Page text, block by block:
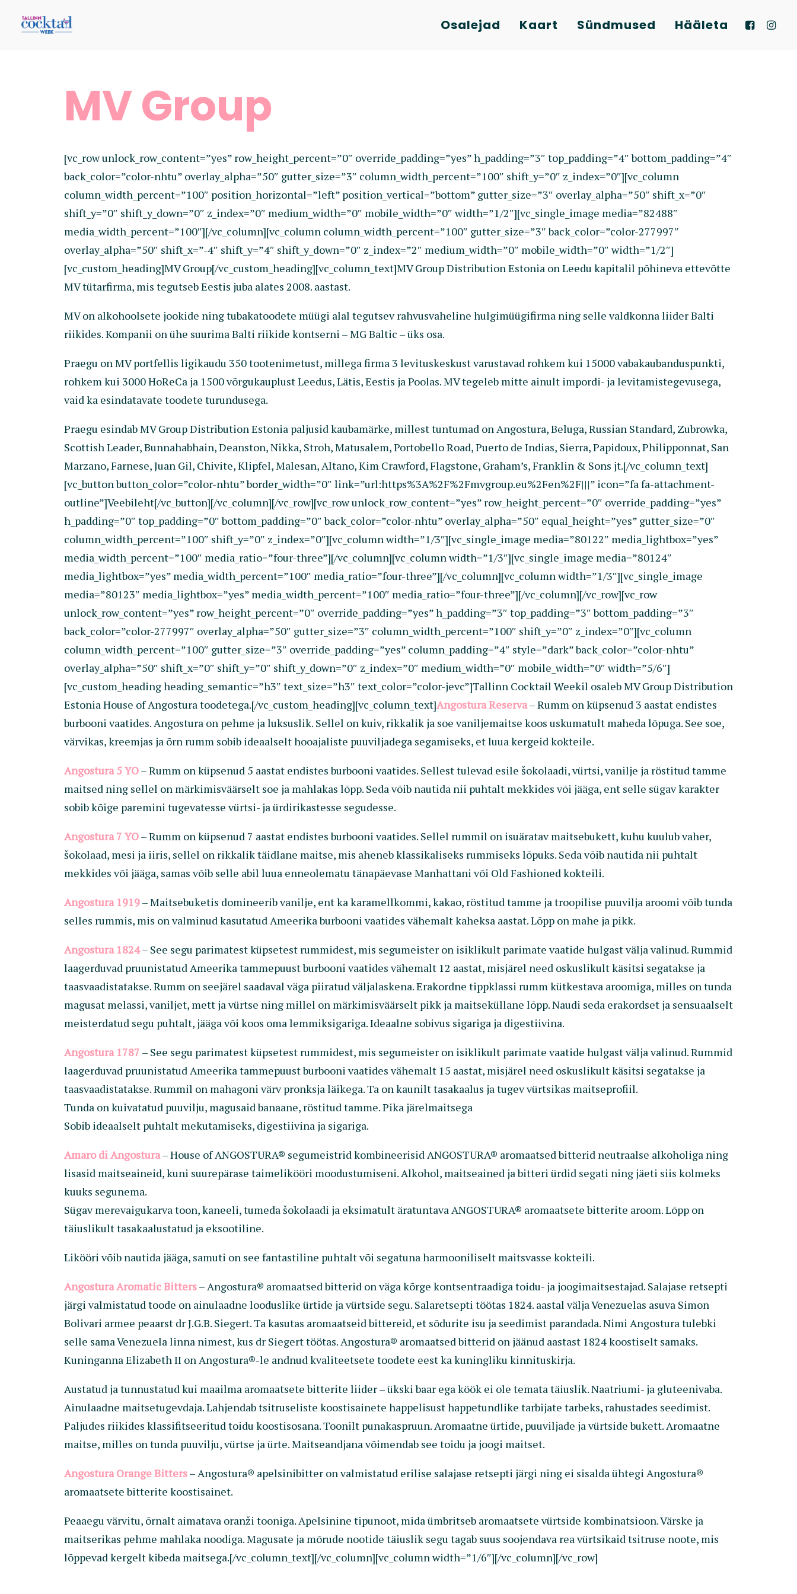
Osalejad Kaart Sündmused Hääleta
MV Group
[vc_row unlock_row_content=”yes” row_height_percent=”0″ override_padding=”yes” h_padding=”3″ top_padding=”4″ bottom_padding=”4″
back_color=”color-nhtu” overlay_alpha=”50″ gutter_size=”3″ column_width_percent=”100″ shift_y=”0″ z_index=”0″][vc_column
column_width_percent=”100″ position_horizontal=”left” position_vertical=”bottom” gutter_size=”3″ overlay_alpha=”50″ shift_x=”0″
shift_y=”0″ shift_y_down=”0″ z_index=”0″ medium_width=”0″ mobile_width=”0″ width=”1/2″][vc_single_image media=”82488″
media_width_percent=”100″][/vc_column][vc_column column_width_percent=”100″ gutter_size=”3″ back_color=”color-277997″
overlay_alpha=”50″ shift_x=”-4″ shift_y=”4″ shift_y_down=”0″ z_index=”2″ medium_width=”0″ mobile_width=”0″ width=”1/2″]
[vc_custom_heading]MV Group[/vc_custom_heading][vc_column_text]MV Group Distribution Estonia on Leedu kapitalil põhineva ettevõtte
MV tütarfirma, mis tegutseb Eestis juba alates 2008. aastast.
MV on alkohoolsete jookide ning tubakatoodete müügi alal tegutsev rahvusvaheline hulgimüügifirma ning selle valdkonna liider Balti
riikides. Kompanii on ühe suurima Balti riikide kontserni – MG Baltic – üks osa.
Praegu on MV portfellis ligikaudu 350 tootenimetust, millega firma 3 levituskeskust varustavad rohkem kui 15000 vabakaubanduspunkti,
rohkem kui 3000 HoReCa ja 1500 võrgukauplust Leedus, Lätis, Eestis ja Poolas. MV tegeleb mitte ainult impordi- ja levitamistegevusega,
vaid ka esindatavate toodete turundusega.
Praegu esindab MV Group Distribution Estonia paljusid kaubamärke, millest tuntumad on Angostura, Beluga, Russian Standard, Zubrowka,
Scottish Leader, Bunnahabhain, Deanston, Nikka, Stroh, Matusalem, Portobello Road, Puerto de Indias, Sierra, Papidoux, Philipponnat, San
Marzano, Farnese, Juan Gil, Chivite, Klipfel, Malesan, Altano, Kim Crawford, Flagstone, Graham’s, Franklin & Sons jt.[/vc_column_text]
[vc_button button_color=”color-nhtu” border_width=”0″ link=”url:https%3A%2F%2Fmvgroup.eu%2Fen%2F|||” icon=”fa fa-attachment-
outline”]Veebileht[/vc_button][/vc_column][/vc_row][vc_row unlock_row_content=”yes” row_height_percent=”0″ override_padding=”yes”
h_padding=”0″ top_padding=”0″ bottom_padding=”0″ back_color=”color-nhtu” overlay_alpha=”50″ equal_height=”yes” gutter_size=”0″
column_width_percent=”100″ shift_y=”0″ z_index=”0″][vc_column width=”1/3″][vc_single_image media=”80122″ media_lightbox=”yes”
media_width_percent=”100″ media_ratio=”four-three”][/vc_column][vc_column width=”1/3″][vc_single_image media=”80124″
media_lightbox=”yes” media_width_percent=”100″ media_ratio=”four-three”][/vc_column][vc_column width=”1/3″][vc_single_image
media=”80123″ media_lightbox=”yes” media_width_percent=”100″ media_ratio=”four-three”][/vc_column][/vc_row][vc_row
unlock_row_content=”yes” row_height_percent=”0″ override_padding=”yes” h_padding=”3″ top_padding=”3″ bottom_padding=”3″
back_color=”color-277997″ overlay_alpha=”50″ gutter_size=”3″ column_width_percent=”100″ shift_y=”0″ z_index=”0″][vc_column
column_width_percent=”100″ gutter_size=”3″ override_padding=”yes” column_padding=”4″ style=”dark” back_color=”color-nhtu”
overlay_alpha=”50″ shift_x=”0″ shift_y=”0″ shift_y_down=”0″ z_index=”0″ medium_width=”0″ mobile_width=”0″ width=”5/6″]
[vc_custom_heading heading_semantic=”h3″ text_size=”h3″ text_color=”color-jevc”]Tallinn Cocktail Weekil osaleb MV Group Distribution
Estonia House of Angostura toodetega.[/vc_custom_heading][vc_column_text]Angostura Reserva– Rumm on küpsenud 3 aastat endistes
burbooni vaatides. Angostura on pehme ja luksuslik. Sellel on kuiv, rikkalik ja soe vaniljemaitse koos uskumatult maheda lõpuga. See soe,
värvikas, kreemjas ja õrn rumm sobib ideaalselt hooajaliste puuviljadega segamiseks, et luua kergeid kokteile.
Angostura 5 YO– Rumm on küpsenud 5 aastat endistes burbooni vaatides. Sellest tulevad esile šokolaadi, vürtsi, vanilje ja röstitud tamme
maitsed ning sellel on märkimisväärselt soe ja mahlakas lõpp. Seda võib nautida nii puhtalt mekkides või jääga, ent selle sügav karakter
sobib kõige paremini tugevatesse vürtsi- ja ürdirikastesse segudesse.
Angostura 7 YO– Rumm on küpsenud 7 aastat endistes burbooni vaatides. Sellel rummil on isuäratav maitsebukett, kuhu kuulub vaher,
šokolaad, mesi ja iiris, sellel on rikkalik täidlane maitse, mis aheneb klassikaliseks rummiseks lõpuks. Seda võib nautida nii puhtalt
mekkides või jääga, samas võib selle abil luua enneolematu tänapäevase Manhattani või Old Fashioned kokteili.
Angostura 1919– Maitsebuketis domineerib vanilje, ent ka karamellkommi, kakao, röstitud tamme ja troopilise puuvilja aroomi võib tunda
selles rummis, mis on valminud kasutatud Ameerika burbooni vaatides vähemalt kaheksa aastat. Lõpp on mahe ja pikk.
Angostura 1824– See segu parimatest küpsetest rummidest, mis segumeister on isiklikult parimate vaatide hulgast välja valinud. Rummid
laagerduvad pruunistatud Ameerika tammepuust burbooni vaatides vähemalt 12 aastat, misjärel need oskuslikult käsitsi segatakse ja
taasvaadistatakse. Rumm on seejärel saadaval väga piiratud väljalaskena. Erakordne tippklassi rumm kütkestava aroomiga, milles on tunda
magusat melassi, vaniljet, mett ja vürtse ning millel on märkimisväärselt pikk ja maitseküllane lõpp. Naudi seda erakordset ja sensuaalselt
meisterdatud segu puhtalt, jääga või koos oma lemmiksigariga. Ideaalne sobivus sigariga ja digestiivina.
Angostura 1787 – See segu parimatest küpsetest rummidest, mis segumeister on isiklikult parimate vaatide hulgast välja valinud. Rummid
laagerduvad pruunistatud Ameerika tammepuust burbooni vaatides vähemalt 15 aastat, misjärel need oskuslikult käsitsi segatakse ja
taasvaadistatakse. Rummil on mahagoni värv pronksja läikega. Ta on kaunilt tasakaalus ja tugev vürtsikas maitseprofiil.
Tunda on kuivatatud puuvilju, magusaid banaane, röstitud tamme. Pika järelmaitsega
Sobib ideaalselt puhtalt mekutamiseks, digestiivina ja sigariga.
Amaro di Angostura– House of ANGOSTURA® segumeistrid kombineerisid ANGOSTURA® aromaatsed bitterid neutraalse alkoholiga ning
lisasid maitseaineid, kuni suurepärase taimelikööri moodustumiseni. Alkohol, maitseained ja bitteri ürdid segati ning jäeti siis kolmeks
kuuks segunema.
Sügav merevaigukarva toon, kaneeli, tumeda šokolaadi ja eksimatult äratuntava ANGOSTURA® aromaatsete bitterite aroom. Lõpp on
täiuslikult tasakaalustatud ja eksootiline.
Likööri võib nautida jääga, samuti on see fantastiline puhtalt või segatuna harmooniliselt maitsvasse kokteili.
Angostura Aromatic Bitters– Angostura® aromaatsed bitterid on väga kõrge kontsentraadiga toidu- ja joogimaitsestajad. Salajase retsepti
järgi valmistatud toode on ainulaadne looduslike ürtide ja vürtside segu. Salaretsepti töötas 1824. aastal välja Venezuelas asuva Simon
Bolivari armee peaarst dr J.G.B. Siegert. Ta kasutas aromaatseid bittereid, et sõdurite isu ja seedimist parandada. Nimi Angostura tulebki
selle sama Venezuela linna nimest, kus dr Siegert töötas. Angostura® aromaatsed bitterid on jäänud aastast 1824 koostiselt samaks.
Kuninganna Elizabeth II on Angostura®-le andnud kvaliteetsete toodete eest ka kuningliku kinnituskirja.
Austatud ja tunnustatud kui maailma aromaatsete bitterite liider – ükski baar ega köök ei ole temata täiuslik. Naatriumi- ja gluteenivaba.
Ainulaadne maitsetugevdaja. Lahjendab tsitruseliste koostisainete happelisust happetundlike tarbijate tarbeks, rahustades seedimist.
Paljudes riikides klassifitseeritud toidu koostisosana. Toonilt punakaspruun. Aromaatne ürtide, puuviljade ja vürtside bukett. Aromaatne
maitse, milles on tunda puuvilju, vürtse ja ürte. Maitseandjana võimendab see toidu ja joogi maitset.
Angostura Orange Bitters– Angostura® apelsinibitter on valmistatud erilise salajase retsepti järgi ning ei sisalda ühtegi Angostura®
aromaatsete bitterite koostisainet.
Peaaegu värvitu, õrnalt aimatava oranži tooniga. Apelsinine tipunoot, mida ümbritseb aromaatsete vürtside kombinatsioon. Värske ja
maitserikas pehme mahlaka noodiga. Magusate ja mõrude nootide täiuslik segu tagab suus soojendava rea vürtsikaid tsitruse noote, mis
lõppevad kergelt kibeda maitsega.[/vc_column_text][/vc_column][vc_column width=”1/6″][/vc_column][/vc_row]